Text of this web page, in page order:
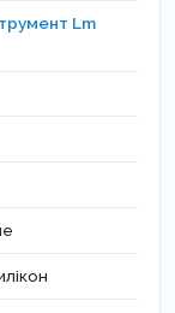
Lm